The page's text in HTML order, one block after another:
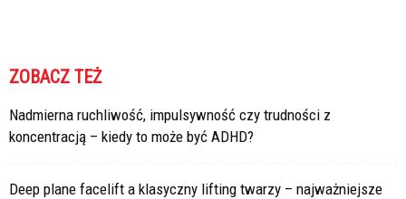
ZOBACZ TEŻ
Nadmierna ruchliwość, impulsywność czy trudności z
koncentracją – kiedy to może być ADHD?
Deep plane facelift a klasyczny lifting twarzy – najważniejsze